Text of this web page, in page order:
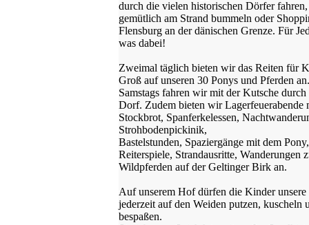
durch die vielen historischen Dörfer fahren,
gemütlich am Strand bummeln oder
Flensburg an der dänischen Grenze. Für
was dabei!
Zweimal täglich bieten wir das Reiten für
Groß auf unseren 30 Ponys und Pferden an.
Samstags fahren wir mit der Kutsche durch
Dorf. Zudem bieten wir Lagerfeuerabende
Stockbrot, Spanferkelessen,
Strohbodenpickinik,
Bastelstunden, Spaziergänge mit dem Pony,
Reiterspiele, Strandausritte, Wanderungen
Wildpferden auf der Geltinger Birk an.
Auf unserem Hof dürfen die Kinder unsere
jederzeit auf den Weiden putzen, kuscheln
bespaßen.